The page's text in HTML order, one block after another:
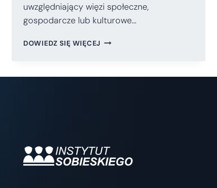
uwzględniający więzi społeczne,
gospodarcze lub kulturowe…
DOWIEDZ SIĘ WIĘCEJ KOREKTA